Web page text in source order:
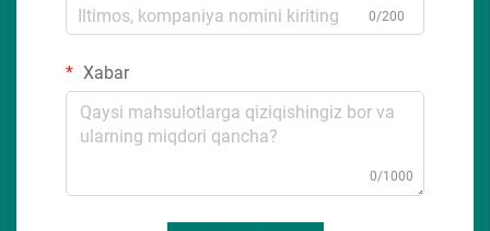
0/200
Xabar
0/1000